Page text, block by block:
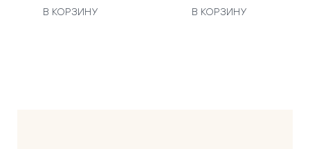
В КОРЗИНУ В КОРЗИНУ